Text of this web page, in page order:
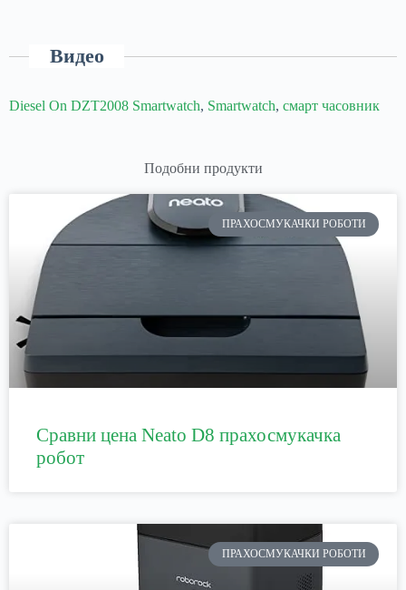
Видео
Diesel On DZT2008 Smartwatch, Smartwatch, смарт часовник
Подобни продукти
ПРАХОСМУКАЧКИ РОБОТИ
Сравни цена Neato D8 прахосмукачка
робот
ПРАХОСМУКАЧКИ РОБОТИ